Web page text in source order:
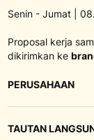
Senin - Jumat |
Proposal kerja
dikirimkan ke
PERUSAHAAN
TAUTAN